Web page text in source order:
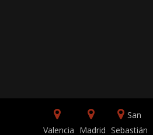
Valencia Madrid
San
Sebastián